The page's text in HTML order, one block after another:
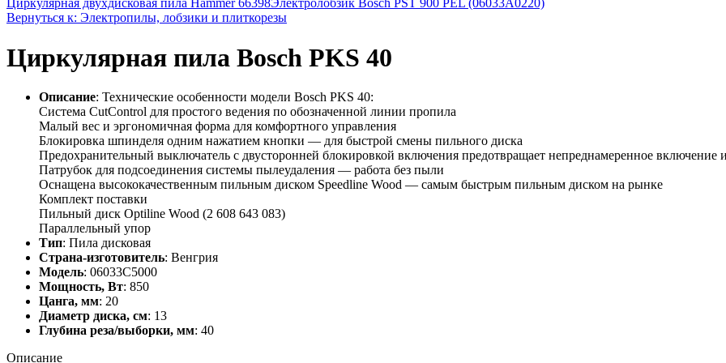
Циркулярная двухдисковая пила Hammer 66398Электролобзик Bosch PST 900 PEL (06033A0220)
Вернуться к: Электропилы, лобзики и плиткорезы
Циркулярная пила Bosch PKS 40
Описание: Технические особенности модели Bosch PKS 40:
Система CutControl для простого ведения по обозначенной линии пропила
Малый вес и эргономичная форма для комфортного управления
Блокировка шпинделя одним нажатием кнопки — для быстрой смены пильного диска
Предохранительный выключатель с двусторонней блокировкой включения предотвращает непреднамеренное включение
Патрубок для подсоединения системы пылеудаления — работа без пыли
Оснащена высококачественным пильным диском Speedline Wood — самым быстрым пильным диском на рынке
Комплект поставки
Пильный диск Optiline Wood (2 608 643 083)
Параллельный упор
Тип: Пила дисковая
Страна-изготовитель: Венгрия
Модель: 06033C5000
Мощность, Вт: 850
Цанга, мм: 20
Диаметр диска, см: 13
Глубина реза/выборки, мм: 40
Описание